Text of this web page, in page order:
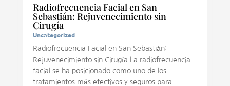
Radiofrecuencia Facial en San
Sebastián: Rejuvenecimiento sin
Cirugía
Uncategorized
Radiofrecuencia Facial en San Sebastián:
Rejuvenecimiento sin Cirugía La radiofrecuencia
facial se ha posicionado como uno de los
tratamientos más efectivos y seguros para